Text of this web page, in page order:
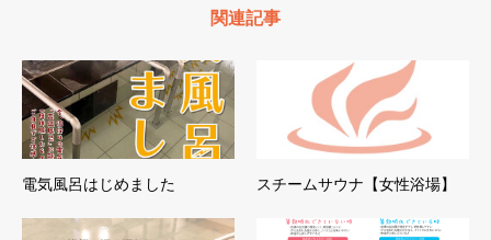
関連記事
電気風呂はじめました スチームサウナ【女性浴場】